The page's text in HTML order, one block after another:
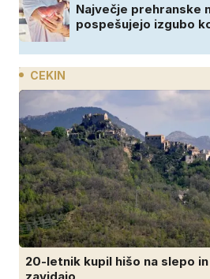
Največje prehranske
pospešujejo izgubo
CEKIN
20-letnik kupil hišo na slepo
zavidajo